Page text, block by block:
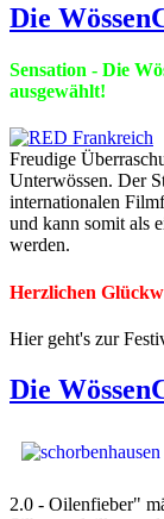
Die
Sensation - Die
ausgewählt!
Freudige
Unterwössen. Der
internationalen
und kann somit als
werden.
Herzlichen
Hier geht's zur
Die
2.0 - Oilenfieber"